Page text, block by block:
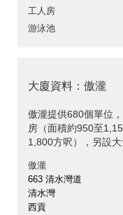
工人房
游泳池
大廈資料：傲瀧
傲瀧提供680個單位
房（面積約950至
1,800方呎），另設大
傲瀧
663 清水灣道
清水灣
西貢